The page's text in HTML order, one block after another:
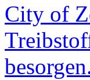
City of